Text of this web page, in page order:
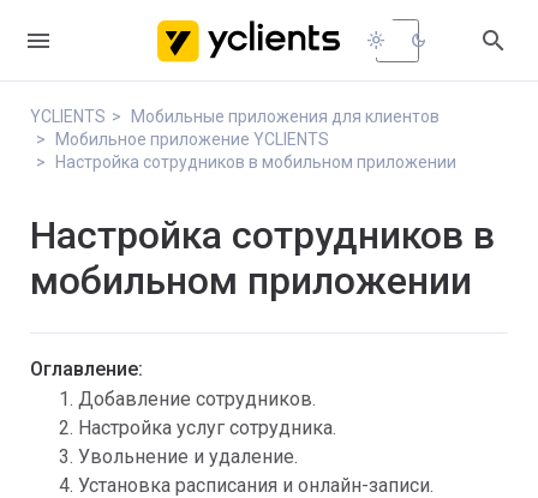
 light_mode dark_mode 
YCLIENTS
Мобильные приложения для клиентов
Мобильное приложение YCLIENTS
Настройка сотрудников в мобильном приложении
Настройка сотрудников в
мобильном приложении
Оглавление:
Добавление сотрудников.
Настройка услуг сотрудника.
Увольнение и удаление.
Установка расписания и онлайн-записи.